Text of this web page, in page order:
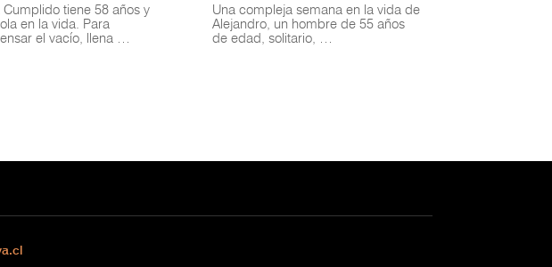
Cumplido tiene 58 años y
en la vida. Para
el vacío, llena …
Una compleja semana en la vida de
Alejandro, un hombre de 55 años
de edad, solitario, …